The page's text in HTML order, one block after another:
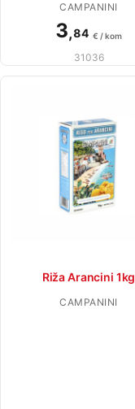
CAMPANINI
3,84 € / kom
31036
Riža Arancini 1kg
CAMPANINI